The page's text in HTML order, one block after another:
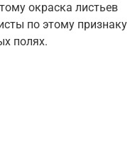
окраска листьев
по этому признаку
полях.